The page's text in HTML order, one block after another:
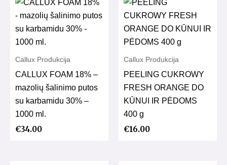
Callux Produkcija
CALLUX FOAM 18% –
mazolių šalinimo putos
su karbamidu 30% –
1000 ml.
€34.00
Callux Produkcija
PEELING CUKROWY
FRESH ORANGE DO
KŪNUI IR PĖDOMS
400 g
€16.00